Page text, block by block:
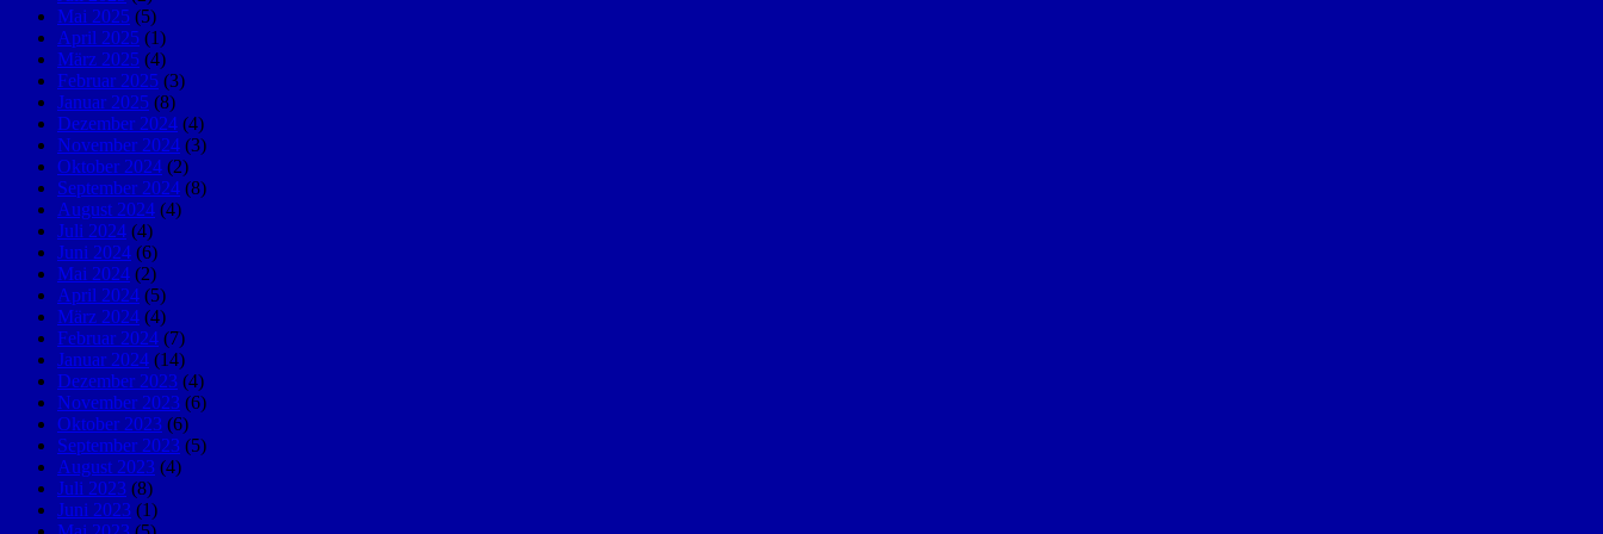
Mai 2025 (5)
April 2025 (1)
März 2025 (4)
Februar 2025 (3)
Januar 2025 (8)
Dezember 2024 (4)
November 2024 (3)
Oktober 2024 (2)
September 2024 (8)
August 2024 (4)
Juli 2024 (4)
Juni 2024 (6)
Mai 2024 (2)
April 2024 (5)
März 2024 (4)
Februar 2024 (7)
Januar 2024 (14)
Dezember 2023 (4)
November 2023 (6)
Oktober 2023 (6)
September 2023 (5)
August 2023 (4)
Juli 2023 (8)
Juni 2023 (1)